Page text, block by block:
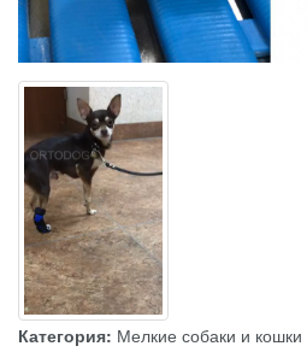
Категория: Мелкие собаки и кошки